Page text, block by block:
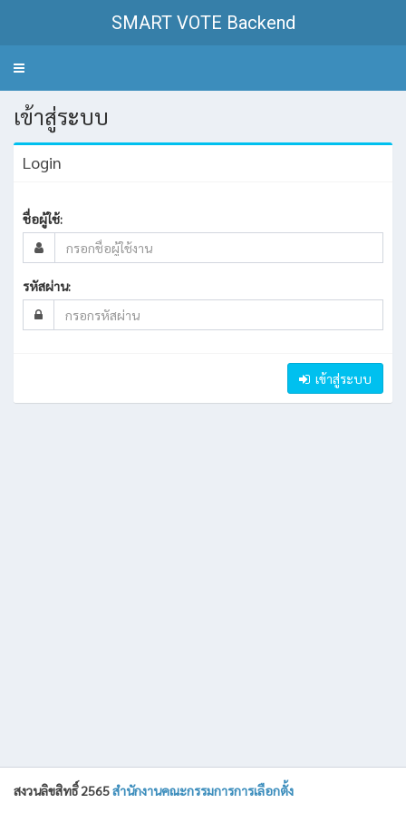
SMART VOTE Backend
Toggle
เข้าสู่ระบบ
Login
ชื่อผู้ใช้:
รหัสผ่าน:
เข้าสู่ระบบ
สงวนลิขสิทธิ์ 2565สำนักงานคณะกรรมการการเลือกตั้ง